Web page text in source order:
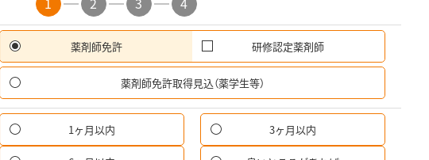
薬剤師免許 研修認定薬剤師
薬剤師免許取得見込（薬学生等）
1ヶ月以内 3ヶ月以内